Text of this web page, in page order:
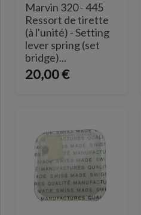
Marvin 320 - 445
Ressort de tirette
(à l'unité) - Setting
lever spring (set
bridge)...
20,00 €